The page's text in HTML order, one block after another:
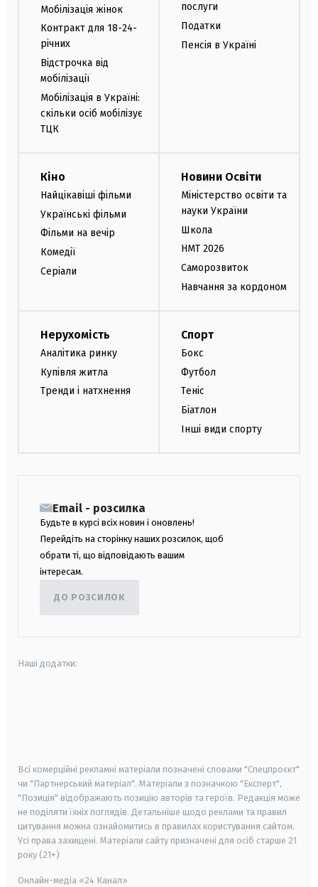
Мобілізація жінок
Контракт для 18-24-
річних
Відстрочка від
мобілізації
Мобілізація в Україні:
скільки осіб мобілізує
ТЦК
послуги
Податки
Пенсія в Україні
Кіно
Найцікавіші фільми
Українські фільми
Фільми на вечір
Комедії
Серіали
Новини Освіти
Міністерство освіти та
науки України
Школа
НМТ 2026
Саморозвиток
Навчання за кордоном
Нерухомість
Аналітика ринку
Купівля житла
Тренди і натхнення
Спорт
Бокс
Футбол
Теніс
Біатлон
Інші види спорту
Email - розсилка
Будьте в курсі всіх новин і оновлень!
Перейдіть на сторінку наших розсилок, щоб
обрати ті, що відповідають вашим
інтересам.
ДО РОЗСИЛОК
Наші додатки:
Всі комерційні рекламні матеріали позначені словами "Спецпроєкт"
чи "Партнерський матеріал". Матеріали з позначкою "Експерт",
"Позиція" відображають позицію авторів та героїв. Редакція може
не поділяти їхніх поглядів. Детальніше щодо реклами та правил
цитування можна ознайомитись в правилах користування сайтом.
Усі права захищені. Матеріали сайту призначені для осіб старше 21
року (21+)
Онлайн-медіа «24 Канал»